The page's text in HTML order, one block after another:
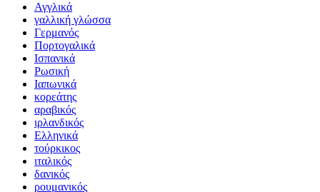
Αγγλικά
γαλλική γλώσσα
Γερμανός
Πορτογαλικά
Ισπανικά
Ρωσική
Ιαπωνικά
κορεάτης
αραβικός
ιρλανδικός
Ελληνικά
τούρκικος
ιταλικός
δανικός
ρουμανικός